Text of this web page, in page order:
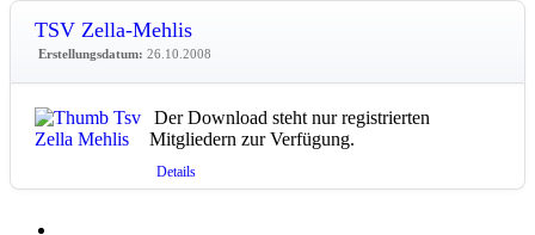
TSV Zella-Mehlis
Erstellungsdatum: 26.10.2008
Der Download steht nur registrierten
Mitgliedern zur Verfügung.
Details